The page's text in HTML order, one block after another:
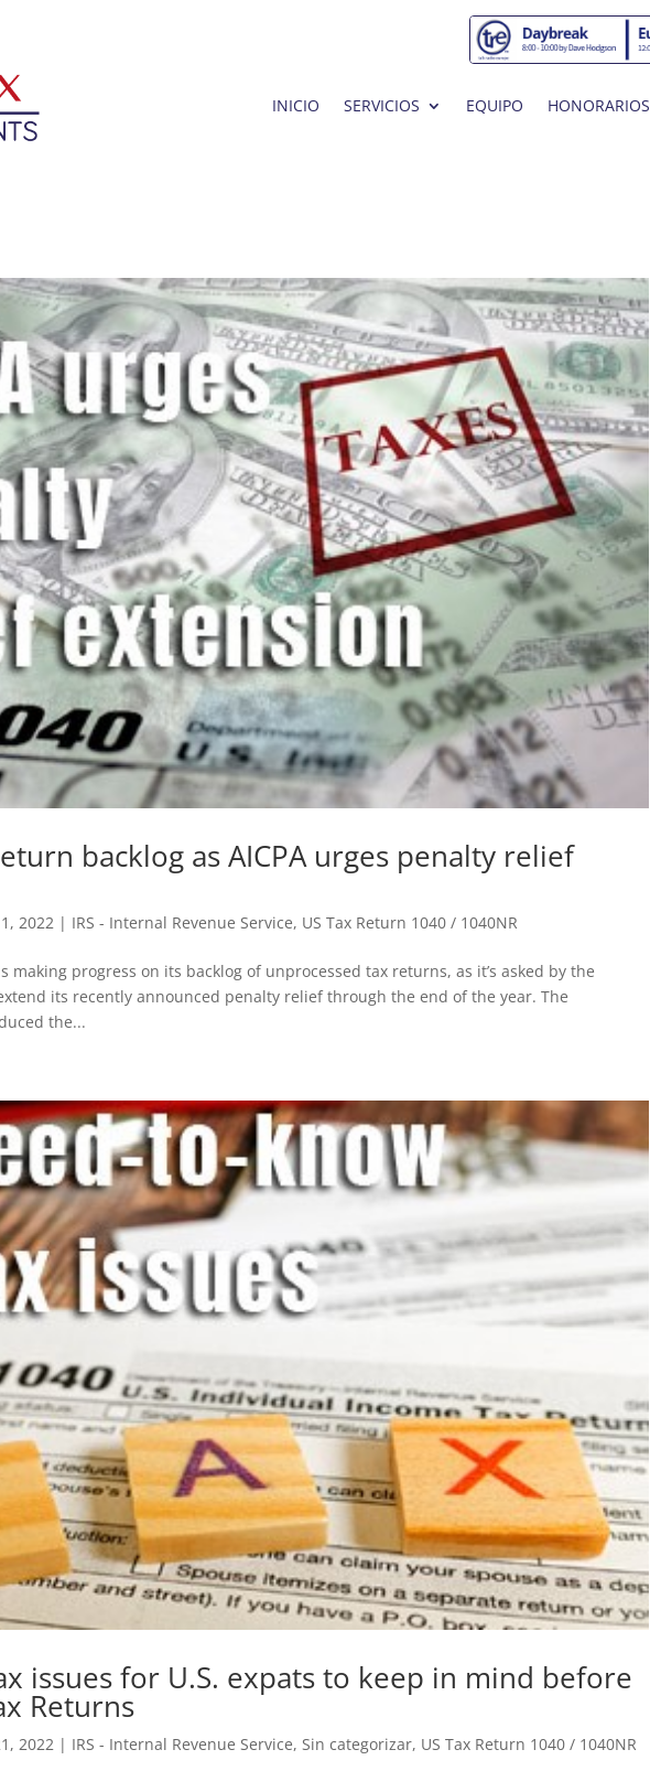
INICIO SERVICIOS EQUIPO HONORARIOS
backlog as AICPA urges penalty relief
2022 | IRS - Internal Revenue Service, US Tax Return 1040 / 1040NR
making progress on its backlog of unprocessed tax returns, as it’s asked by the
its recently announced penalty relief through the end of the year. The
the...
issues for U.S. expats to keep in mind before
Returns
2022 | IRS - Internal Revenue Service,Sin categorizar, US Tax Return 1040 / 1040NR